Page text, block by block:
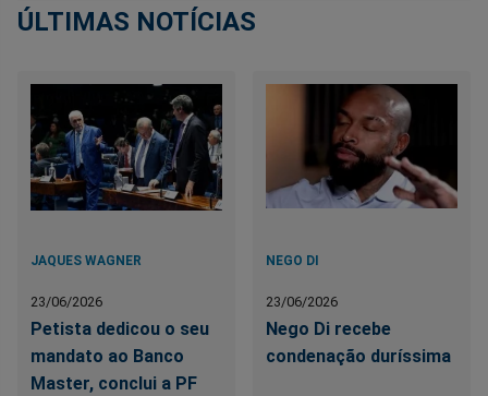
ÚLTIMAS NOTÍCIAS
JAQUES WAGNER
23/06/2026
Petista dedicou o seu
mandato ao Banco
Master, conclui a PF
NEGO DI
23/06/2026
Nego Di recebe
condenação duríssima